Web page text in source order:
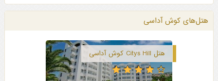
هتل‌های کوش آداسی
هتل Citys Hill کوش آداسی